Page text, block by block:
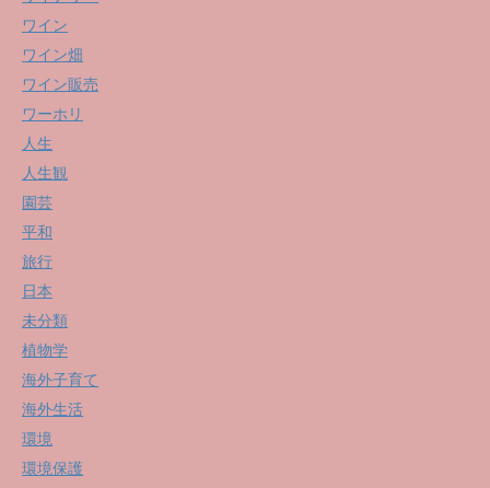
ワイン
ワイン畑
ワイン販売
ワーホリ
人生
人生観
園芸
平和
旅行
日本
未分類
植物学
海外子育て
海外生活
環境
環境保護